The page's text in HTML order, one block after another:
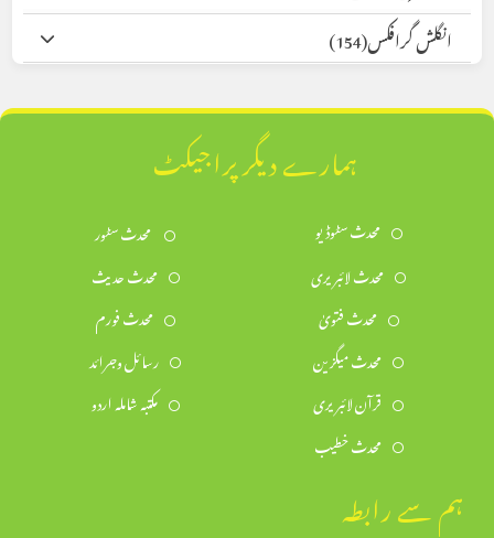
انگلش گرافکس(154)
ہمارے دیگر پراجیکٹ
محدث سٹوڈیو
محدث سٹور
محدث لائبریری
محدث حدیث
محدث فتویٰ
محدث فورم
محدث میگزین
رسائل وجرائد
قرآن لائبریری
مکتبہ شاملہ اردو
محدث خطیب
ہم سے رابطہ